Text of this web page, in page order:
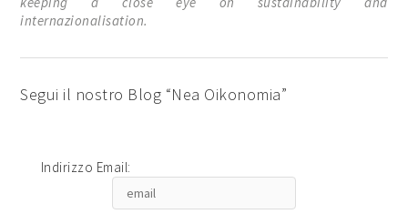
internazionalisation.
Segui il nostro Blog “Nea Oikonomia”
Indirizzo Email: